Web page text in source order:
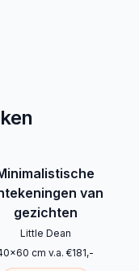
van
gezichten
Little Dean
x60 cm v.a. €181,-